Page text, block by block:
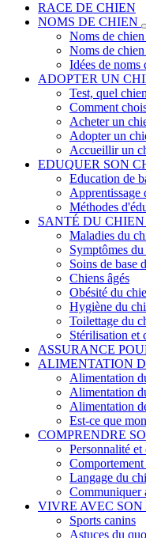
RACE DE CHIEN
NOMS DE CHIEN
Noms de
Noms de
Idées de noms
ADOPTER UN
Test, quel
Comment
Acheter un
Adopter un
Accueillir un
EDUQUER SON
Education de
Apprentissage
Méthodes
SANTÉ DU CHIEN
Maladies du
Symptômes
Soins de base
Chiens âgés
Obésité du
Hygiène du
Toilettage du
Stérilisation et
ASSURANCE
ALIMENTATION
Alimentation
Alimentation
Alimentation
Est-ce que
COMPRENDRE
Personnalité et
Langage du
Communiquer
VIVRE AVEC SON
Sports canins
Astuces du